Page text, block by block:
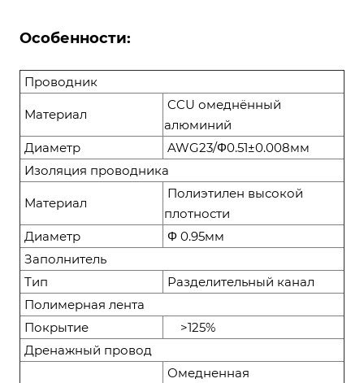
Особенности:
Проводник
Материал
CCU омеднённый
алюминий
Диаметр
AWG23/Φ0.51±0.008мм
Изоляция проводника
Материал
Полиэтилен высокой
плотности
Диаметр
Φ 0.95мм
Заполнитель
Тип
Разделительный канал
Полимерная лента
Покрытие
>125%
Дренажный провод
Омедненная